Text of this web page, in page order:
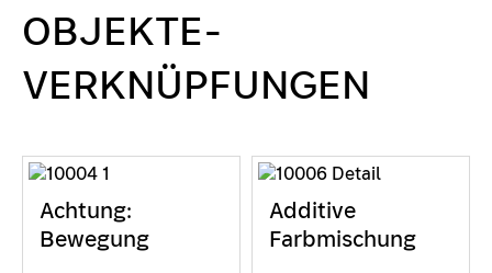
OBJEKTE-
VERKNÜPFUNGEN
Achtung:
Bewegung
Additive
Farbmischung